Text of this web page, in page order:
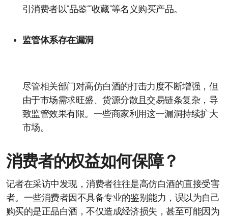
引消费者以“品鉴”“收藏”等名义购买产品。
监管体系存在漏洞
尽管相关部门对高仿白酒的打击力度不断增强，但
由于市场需求旺盛、货源分散且交易链条复杂，导
致监管效果有限。一些商家利用这一漏洞持续扩大
市场。
消费者的权益如何保障？
记者在采访中发现，消费者往往是高仿白酒的直接受害
者。一些消费者因不具备专业的鉴别能力，误以为自己
购买的是正品白酒，不仅造成经济损失，甚至可能因为